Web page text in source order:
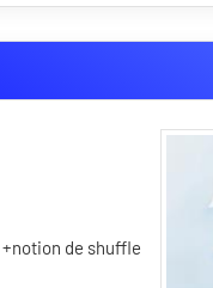
de shuffle